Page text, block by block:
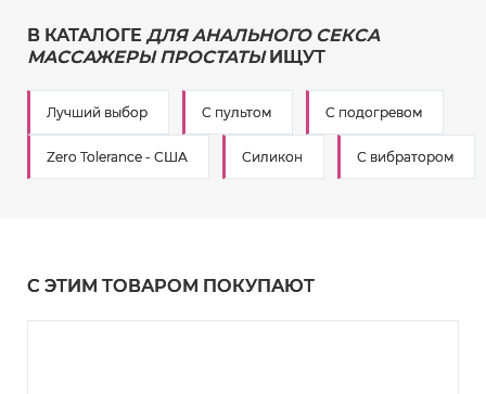
В КАТАЛОГЕ ДЛЯ АНАЛЬНОГО СЕКСА
МАССАЖЕРЫ ПРОСТАТЫИЩУТ
Лучший выбор С пультом С подогревом
Zero Tolerance - США Силикон С вибратором
С ЭТИМ ТОВАРОМ ПОКУПАЮТ